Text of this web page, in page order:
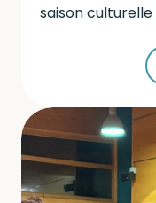
saison culturelle